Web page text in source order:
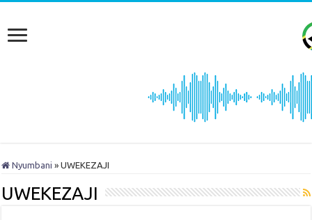
Nyumbani » UWEKEZAJI
UWEKEZAJI